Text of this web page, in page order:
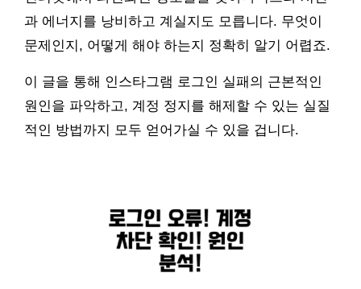
과 에너지를 낭비하고 계실지도 모릅니다. 무엇이
문제인지, 어떻게 해야 하는지 정확히 알기 어렵죠.
이 글을 통해 인스타그램 로그인 실패의 근본적인
원인을 파악하고, 계정 정지를 해제할 수 있는 실질
적인 방법까지 모두 얻어가실 수 있을 겁니다.